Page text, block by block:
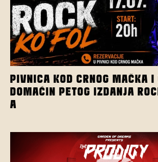
PIVNICA KOD CRNOG MAČKA I
DOMAĆIN PETOG IZDANJA
A